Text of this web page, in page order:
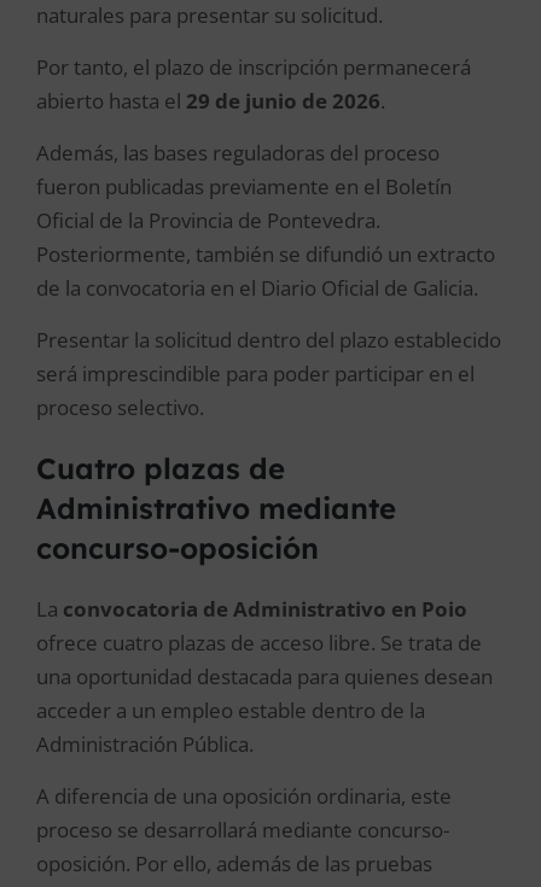
naturales para presentar su solicitud.
Por tanto, el plazo de inscripción permanecerá
abierto hasta el 29 de junio de 2026.
Además, las bases reguladoras del proceso
fueron publicadas previamente en el Boletín
Oficial de la Provincia de Pontevedra.
Posteriormente, también se difundió un extracto
de la convocatoria en el Diario Oficial de Galicia.
Presentar la solicitud dentro del plazo establecido
será imprescindible para poder participar en el
proceso selectivo.
Cuatro plazas de
Administrativo mediante
concurso-oposición
La convocatoria de Administrativo en Poio
ofrece cuatro plazas de acceso libre. Se trata de
una oportunidad destacada para quienes desean
acceder a un empleo estable dentro de la
Administración Pública.
A diferencia de una oposición ordinaria, este
proceso se desarrollará mediante concurso-
oposición. Por ello, además de las pruebas